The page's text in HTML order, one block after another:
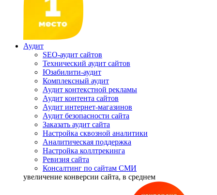
Аудит
SEO-аудит сайтов
Технический аудит сайтов
Юзабилити-аудит
Комплексный аудит
Аудит контекстной рекламы
Аудит контента сайтов
Аудит интернет-магазинов
Аудит безопасности сайта
Заказать аудит сайта
Настройка сквозной аналитики
Аналитическая поддержка
Настройка коллтрекинга
Ревизия сайта
Консалтинг по сайтам СМИ
увеличение конверсии сайта, в среднем